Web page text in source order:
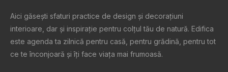
Aici găsești sfaturi practice de design şi decoraţiuni
interioare, dar și inspiraţie pentru colţul tău de natură. Edifica
este agenda ta zilnică pentru casă, pentru grădină, pentru tot
ce te înconjoară şi îţi face viaţa mai frumoasă.